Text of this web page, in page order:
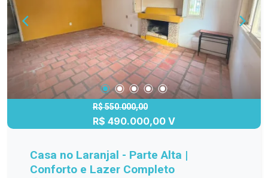
R$ 550.000,00
R$ 490.000,00 V
Casa no Laranjal - Parte Alta |
Conforto e Lazer Completo